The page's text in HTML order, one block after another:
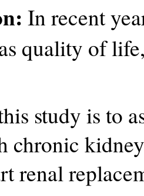
In recent
quality of
study is to
chronic
renal